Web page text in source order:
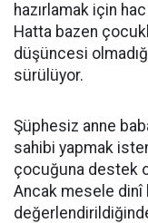
hazırlamak için
Hatta bazen
düşüncesi
sürülüyor.
Şüphesiz anne
sahibi yapmak
çocuğuna destek
Ancak mesele dinî